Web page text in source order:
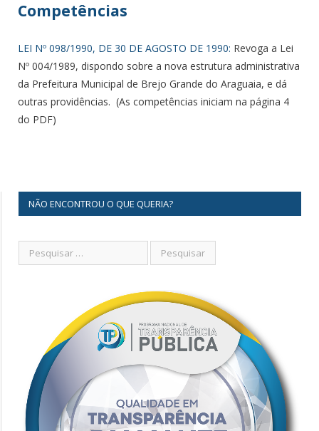
Competências
LEI Nº 098/1990, DE 30 DE AGOSTO DE 1990: Revoga a Lei
Nº 004/1989, dispondo sobre a nova estrutura administrativa
da Prefeitura Municipal de Brejo Grande do Araguaia, e dá
outras providências. (As competências iniciam na página 4
do PDF)
NÃO ENCONTROU O QUE QUERIA?